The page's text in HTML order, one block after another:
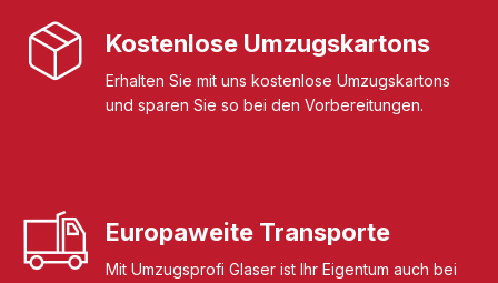
Kostenlose Umzugskartons
Erhalten Sie mit uns kostenlose Umzugskartons
und sparen Sie so bei den Vorbereitungen.
Europaweite Transporte
Mit Umzugsprofi Glaser ist Ihr Eigentum auch bei